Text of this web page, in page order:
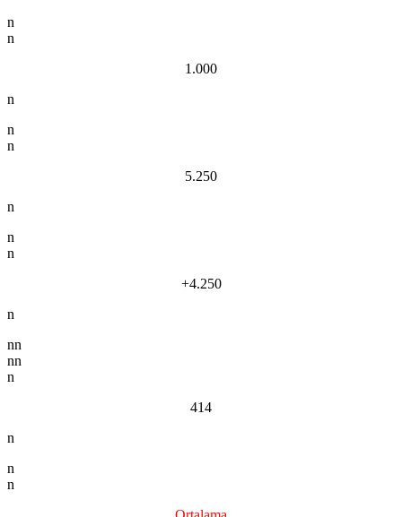
n
n
1.000
n
n
n
5.250
n
n
n
+4.250
n
nn
nn
n
414
n
n
n